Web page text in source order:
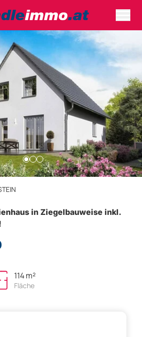
in Ziegelbauweise inkl.
114 m²
Fläche